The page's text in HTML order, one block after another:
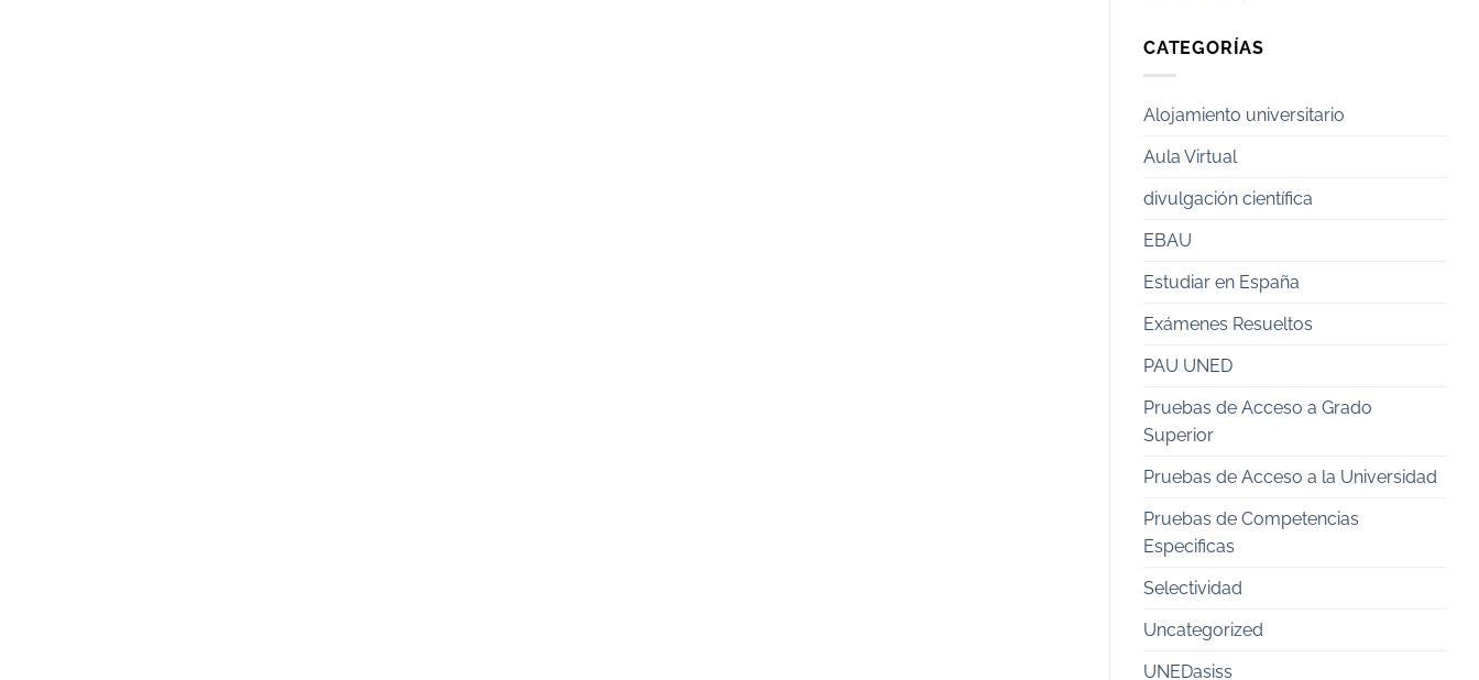
CATEGORÍAS
Alojamiento universitario
Aula Virtual
divulgación científica
EBAU
Estudiar en España
Exámenes Resueltos
PAU UNED
Pruebas de Acceso a Grado
Superior
Pruebas de Acceso a la Universidad
Pruebas de Competencias
Especificas
Selectividad
Uncategorized
UNEDasiss